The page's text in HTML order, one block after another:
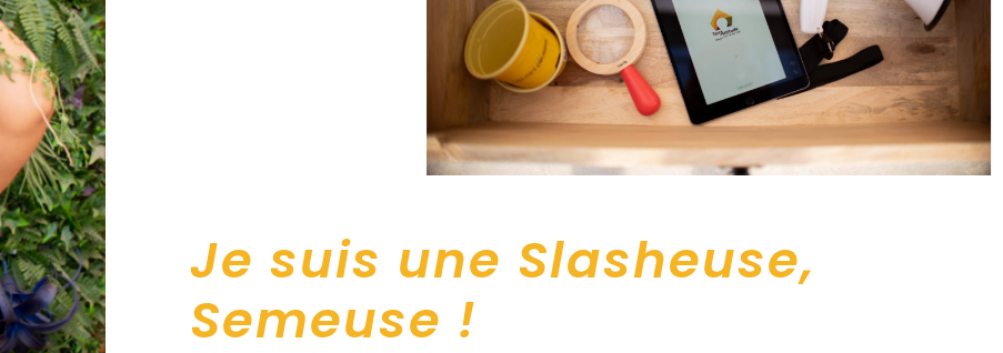
Je suis une Slasheuse,
Semeuse !